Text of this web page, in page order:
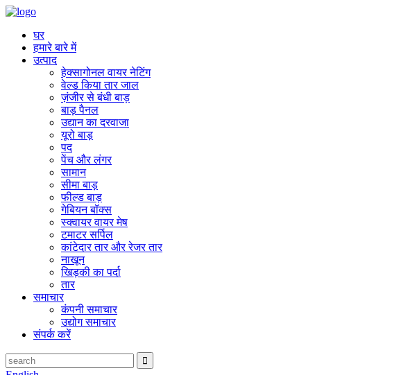
घर
हमारे बारे में
उत्पाद
हेक्सागोनल वायर नेटिंग
वेल्ड किया तार जाल
ज़ंजीर से बंधी बाड़
बाड़ पैनल
उद्यान का दरवाजा
यूरो बाड़
पद
पेंच और लंगर
सामान
सीमा बाड़
फील्ड बाड़
गेबियन बॉक्स
स्क्वायर वायर मेष
टमाटर सर्पिल
कांटेदार तार और रेजर तार
नाखून
खिड़की का पर्दा
तार
समाचार
कंपनी समाचार
उद्योग समाचार
संपर्क करें